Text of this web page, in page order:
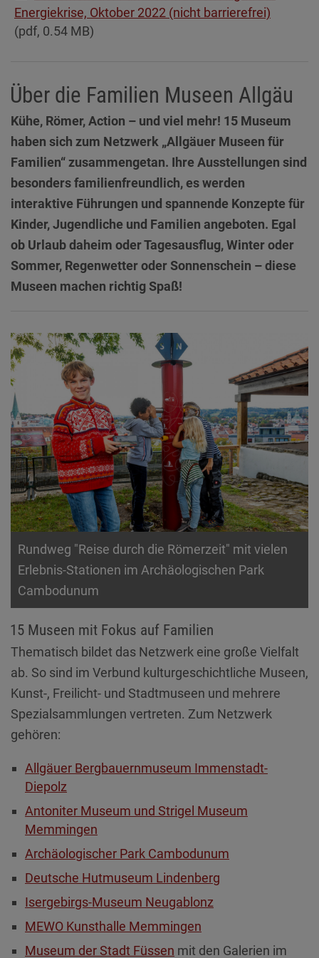
Diese Website nutzt Matomo Analytics für die Auswertung der
Seitenaufrufe als Statistik. Die hierdurch gespeicherten Daten werden
ausschließlich auf unseren eigenen Servern gespeichert. Eine
werden kann.
Videos werden über die Plattformen YouTube oder Vimeo eingebunden.
Wir nutzen YouTube im erweiterten Datenschutzmodus. Dieser Modus
bewirkt laut YouTube, dass YouTube keine Informationen über die
Besucher auf dieser Website speichert, bevor diese sich das Video
ansehen.
Eingebundene Inhalte
Optional sind externe Inhalte auf den Seiten dieser Website
eingebunden. Das können Kartendienste wie z.B. Google Maps sein
oder auch Anwendungen einer externen Website.
Energiekrise, Oktober 2022 (nicht barrierefrei)
(pdf, 0.54 MB)
Über die Familien Museen Allgäu
Kühe, Römer, Action – und viel mehr! 15 Museum
haben sich zum Netzwerk „Allgäuer Museen für
Familien“ zusammengetan. Ihre Ausstellungen sind
besonders familienfreundlich, es werden
interaktive Führungen und spannende Konzepte für
Kinder, Jugendliche und Familien angeboten. Egal
ob Urlaub daheim oder Tagesausflug, Winter oder
Sommer, Regenwetter oder Sonnenschein – diese
Museen machen richtig Spaß!
Rundweg "Reise durch die Römerzeit" mit vielen
Erlebnis-Stationen im Archäologischen Park
Cambodunum
15 Museen mit Fokus auf Familien
Thematisch bildet das Netzwerk eine große Vielfalt
ab. So sind im Verbund kulturgeschichtliche Museen,
Kunst-, Freilicht- und Stadtmuseen und mehrere
Spezialsammlungen vertreten. Zum Netzwerk
gehören:
Allgäuer Bergbauernmuseum Immenstadt-
Diepolz
Antoniter Museum und Strigel Museum
Memmingen
Archäologischer Park Cambodunum
Deutsche Hutmuseum Lindenberg
Isergebirgs-Museum Neugablonz
MEWO Kunsthalle Memmingen
Museum der Stadt Füssen mit den Galerien im